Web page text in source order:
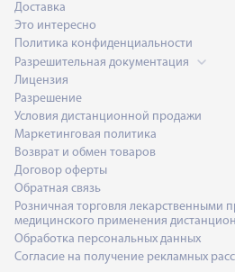
Доставка
Это интересно
Политика конфиденциальности
Разрешительная документация
Лицензия
Разрешение
Условия дистанционной продажи
Маркетинговая политика
Возврат и обмен товаров
Договор оферты
Обратная связь
Розничная торговля лекарственными
медицинского применения
Обработка персональных данных
Согласие на получение рекламных